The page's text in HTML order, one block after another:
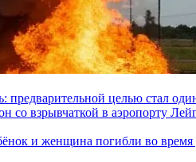
предварительной целью стал
со взрывчаткой в аэропорту
и женщина погибли во время